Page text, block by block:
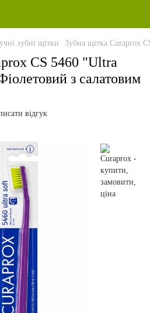
зубні щітки Зубна щітка Curaprox
CS 5460 "Ultra
з салатовим
відгук